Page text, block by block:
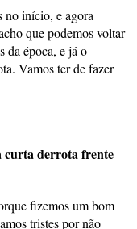
no início, e agora
que podemos voltar
da época, e já o
Vamos ter de fazer
curta derrota frente
fizemos um bom
tristes por não